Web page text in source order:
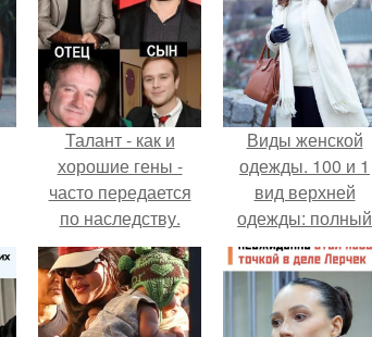
Талант - как и
хорошие гены -
часто передается
по наследству.
Виды женской
одежды. 100 и 1
вид верхней
одежды: полный
словарь видов
пальто, курток и
прочего